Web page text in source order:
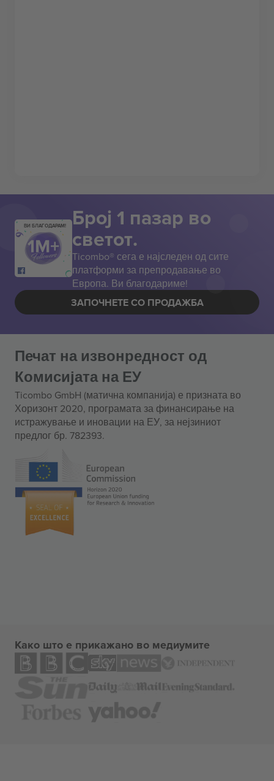
ВИ БЛАГОДАРАМ! Број 1 пазар во
светот.
Ticombo® сега е најследен од сите
платформи за препродавање во
Европа. Ви благодариме!
ЗАПОЧНЕТЕ СО ПРОДАЖБА
Печат на извонредност од
Комисијата на ЕУ
Ticombo GmbH (матична компанија) е призната во
Хоризонт 2020, програмата за финансирање на
истражување и иновации на ЕУ, за нејзиниот
предлог бр. 782393.
Како што е прикажано во медиумите